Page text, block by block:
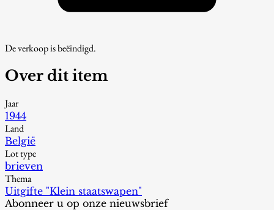
De verkoop is beëindigd.
Over dit item
Jaar
1944
Land
België
Lot type
brieven
Thema
Uitgifte "Klein staatswapen"
Abonneer u op onze nieuwsbrief